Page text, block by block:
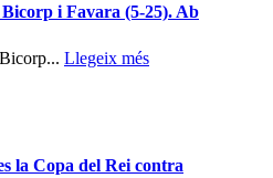
i Favara (5-25). Ab
Llegeix més
la Copa del Rei contra